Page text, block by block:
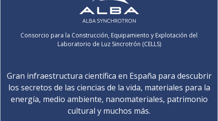
Consorcio para la Construcción, Equipamiento y Explotación del
Laboratorio de Luz Sincrotrón (CELLS)
Gran infraestructura científica en España para descubrir
los secretos de las ciencias de la vida, materiales para la
energía, medio ambiente, nanomateriales, patrimonio
cultural y muchos más.